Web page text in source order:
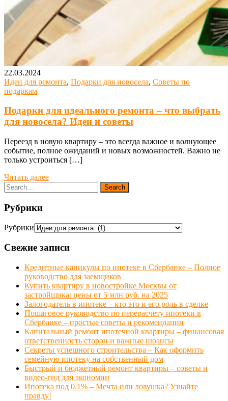
22.03.2024
Идеи для ремонта, Подарки для новосела, Советы по
подаркам
Подарки для идеального ремонта – что выбрать
для новосела? Идеи и советы
Переезд в новую квартиру – это всегда важное и волнующее
событие, полное ожиданий и новых возможностей. Важно не
только устроиться […]
Читать далее
Рубрики
Рубрики
Свежие записи
Кредитные каникулы по ипотеке в Сбербанке – Полное
руководство для заемщиков
Купить квартиру в новостройке Москвы от
застройщика: цены от 5 млн руб. на 2025
Залогодатель в ипотеке – кто это и его роль в сделке
Пошаговое руководство по перерасчету ипотеки в
Сбербанке – простые советы и рекомендации
Капитальный ремонт ипотечной квартиры – финансовая
ответственность сторон и важные нюансы
Секреты успешного строительства – Как оформить
семейную ипотеку на собственный дом
Быстрый и бюджетный ремонт квартиры – советы и
видео-гид для экономии
Ипотека под 0.1% – Мечта или ловушка? Узнайте
правду!